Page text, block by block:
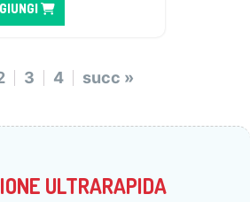
3 4 succ »
ULTRARAPIDA